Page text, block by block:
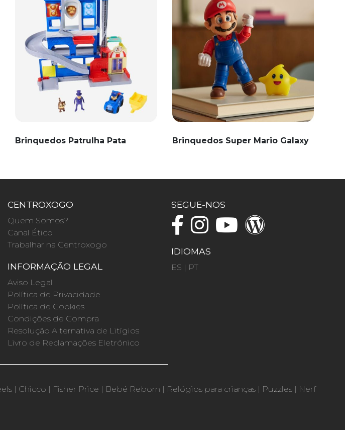
Brinquedos Patrulha Pata Brinquedos Super Mario Galaxy
CENTROXOGO
Quem Somos?
Canal Ético
Trabalhar na Centroxogo
INFORMAÇÃO LEGAL
Aviso Legal
Política de Privacidade
Política de Cookies
Condições de Compra
Resolução Alternativa de Litígios
Livro de Reclamações Eletrónico
SEGUE-NOS
IDIOMAS
ES | PT
| Chicco | Fisher Price | Bebé Reborn | Relógios para crianças | Puzzles | Nerf